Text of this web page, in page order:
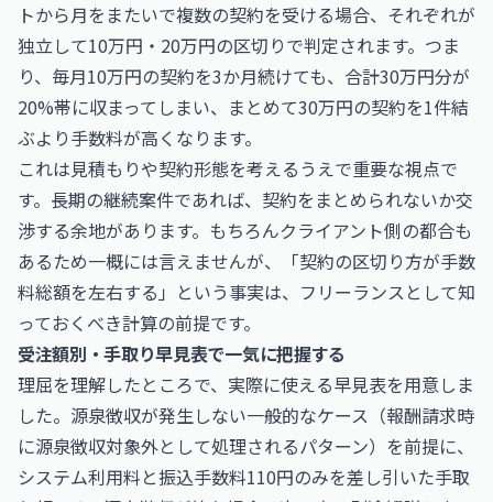
トから月をまたいで複数の契約を受ける場合、それぞれが
独立して10万円・20万円の区切りで判定されます。つま
り、毎月10万円の契約を3か月続けても、合計30万円分が
20%帯に収まってしまい、まとめて30万円の契約を1件結
ぶより手数料が高くなります。
これは見積もりや契約形態を考えるうえで重要な視点で
す。長期の継続案件であれば、契約をまとめられないか交
渉する余地があります。もちろんクライアント側の都合も
あるため一概には言えませんが、「契約の区切り方が手数
料総額を左右する」という事実は、フリーランスとして知
っておくべき計算の前提です。
受注額別・手取り早見表で一気に把握する
理屈を理解したところで、実際に使える早見表を用意しま
した。源泉徴収が発生しない一般的なケース（報酬請求時
に源泉徴収対象外として処理されるパターン）を前提に、
システム利用料と振込手数料110円のみを差し引いた手取